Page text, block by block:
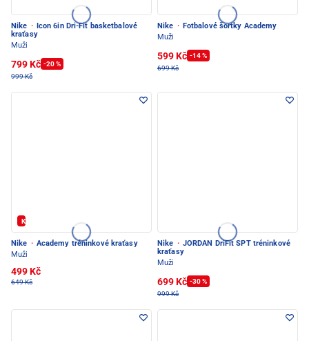
Nike ·
Icon 6in Dri-Fit basketbalové
kraťasy
Muži
799 Kč -20 %
999 Kč
Nike · Fotbalové šortky Academy
Muži
599 Kč -14 %
699 Kč
Kód: FOTBAL20
Nike · Academy tréninkové kraťasy
Muži
499 Kč
649 Kč
Nike · JORDAN DriFit SPT tréninkové
kraťasy
Muži
699 Kč -30 %
999 Kč